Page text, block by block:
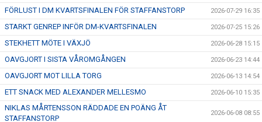
FÖRLUST I DM KVARTSFINALEN FÖR STAFFANSTORP 2026-07-29 16:35
STARKT GENREP INFÖR DM-KVARTSFINALEN 2026-07-25 15:26
STEKHETT MÖTE I VÄXJÖ 2026-06-28 15:15
OAVGJORT I SISTA VÅROMGÅNGEN 2026-06-23 14:44
OAVGJORT MOT LILLA TORG 2026-06-13 14:54
ETT SNACK MED ALEXANDER MELLESMO 2026-06-10 15:35
NIKLAS MÅRTENSSON RÄDDADE EN POÄNG ÅT
STAFFANSTORP
2026-06-08 08:55